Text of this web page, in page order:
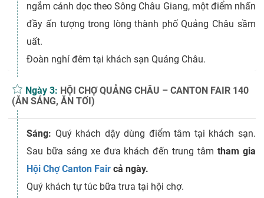
ngắm cảnh dọc theo Sông Châu Giang, một điểm nhấn
đầy ấn tượng trong lòng thành phố Quảng Châu sầm
uất.
Đoàn nghỉ đêm tại khách sạn Quảng Châu.
Ngày 3: HỘI CHỢ QUẢNG CHÂU – CANTON FAIR 140
(ĂN SÁNG, ĂN TỐI)
Sáng: Quý khách dậy dùng điểm tâm tại khách sạn.
Sau bữa sáng xe đưa khách đến trung tâm tham gia
Hội Chợ Canton Fair cả ngày.
Quý khách tự túc bữa trưa tại hội chợ.